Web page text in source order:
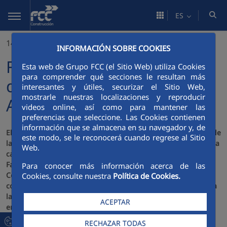
Saltar al contenido principal
INFORMACIÓN SOBRE COOKIES
Esta web de Grupo FCC (el Sitio Web) utiliza Cookies
para comprender qué secciones le resultan más
interesantes y útiles, securizar el Sitio Web,
mostrarle nuestras localizaciones y reproducir
videos online, así como para mantener las
preferencias que seleccione. Las Cookies contienen
información que se almacena en su navegador y, de
este modo, se le reconocerá cuando regrese al Sitio
Web.
Para conocer más información acerca de las
Cookies, consulte nuestra Política de Cookies.
ACEPTAR
RECHAZAR TODAS
ES
14/02/2011
FCC concluye la perforación
del túnel de alta velocidad
Atocha-Chamartín
El ministro de Fomento, José Blanco, junto con la presidenta de
la Comunidad de Madrid, Esperanza Aguirre, y el alcalde de la
capital, Alberto Ruiz Gallardón, acompañados de Baldomero
Falcones, Presidente de FCC, José Mayor, Presidente de FCC
Construcción, y Avelino Acero, Director General de la
constructora, han asistido, el viernes 11 de febrero de 2011, a
la conclusión de las obras de excavación del túnel del AVE
entre las estaciones de Atocha y Chamartín.